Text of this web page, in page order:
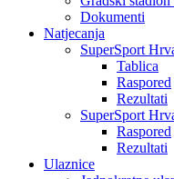
Dokumenti
Natjecanja
SuperSport
Tablica
Raspored
Rezultati
SuperSport
Raspored
Rezultati
Ulaznice